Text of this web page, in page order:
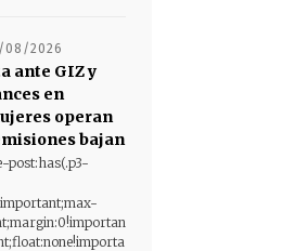
08/2026
ante GIZ y
en
operan
bajan
post:has(.p3-